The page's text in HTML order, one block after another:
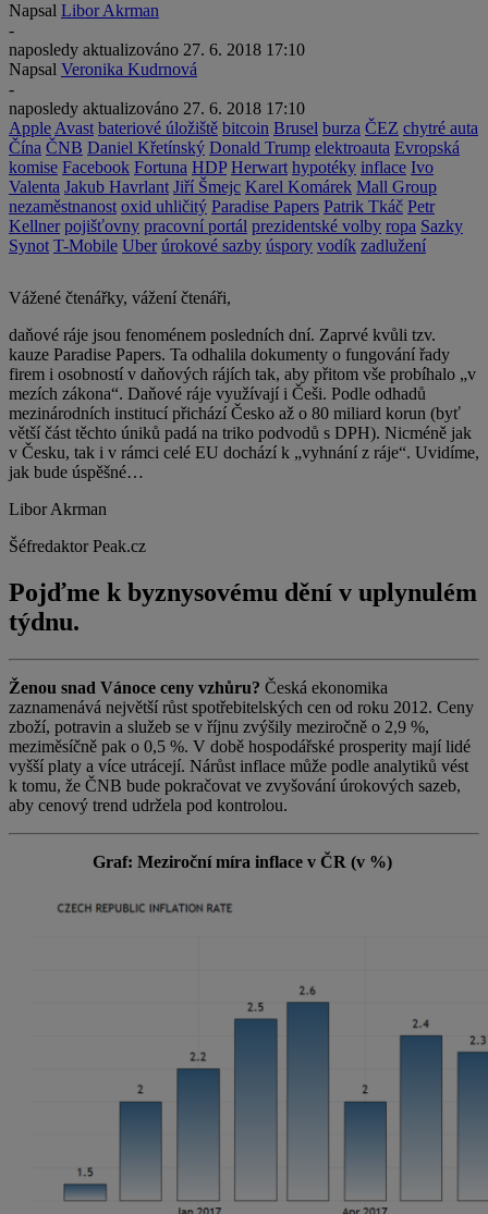
Napsal Libor Akrman
-
naposledy aktualizováno 27. 6. 2018 17:10
Napsal Veronika Kudrnová
-
naposledy aktualizováno 27. 6. 2018 17:10
Apple Avast bateriové úložiště bitcoin Brusel burza ČEZ chytré auta
Čína ČNB Daniel Křetínský Donald Trump elektroauta Evropská
komise Facebook Fortuna HDP Herwart hypotéky inflace Ivo
Valenta Jakub Havrlant Jiří Šmejc Karel Komárek Mall Group
nezaměstnanost oxid uhličitý Paradise Papers Patrik Tkáč Petr
Kellner pojišťovny pracovní portál prezidentské volby ropa Sazky
Synot T-Mobile Uber úrokové sazby úspory vodík zadlužení
Vážené čtenářky, vážení čtenáři,
daňové ráje jsou fenoménem posledních dní. Zaprvé kvůli tzv.
kauze Paradise Papers. Ta odhalila dokumenty o fungování řady
firem i osobností v daňových rájích tak, aby přitom vše probíhalo „v
mezích zákona“. Daňové ráje využívají i Češi. Podle odhadů
mezinárodních institucí přichází Česko až o 80 miliard korun (byť
větší část těchto úniků padá na triko podvodů s DPH). Nicméně jak
v Česku, tak i v rámci celé EU dochází k „vyhnání z ráje“. Uvidíme,
jak bude úspěšné…
Libor Akrman
Šéfredaktor Peak.cz
Pojďme k byznysovému dění v uplynulém
týdnu.
Ženou snad Vánoce ceny vzhůru? Česká ekonomika
zaznamenává největší růst spotřebitelských cen od roku 2012. Ceny
zboží, potravin a služeb se v říjnu zvýšily meziročně o 2,9 %,
meziměsíčně pak o 0,5 %. V době hospodářské prosperity mají lidé
vyšší platy a více utrácejí. Nárůst inflace může podle analytiků vést
k tomu, že ČNB bude pokračovat ve zvyšování úrokových sazeb,
aby cenový trend udržela pod kontrolou.
Graf: Meziroční míra inflace v ČR (v %)